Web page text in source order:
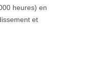
heures) en
et